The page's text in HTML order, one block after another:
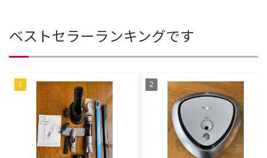
ベストセラーランキングです